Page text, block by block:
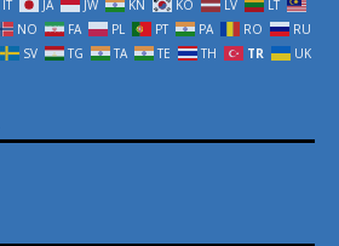
IT JA JW KN KO LV
LT
NO FA PL PT PA RO
RU
SV TG TA TE TH TR
UK